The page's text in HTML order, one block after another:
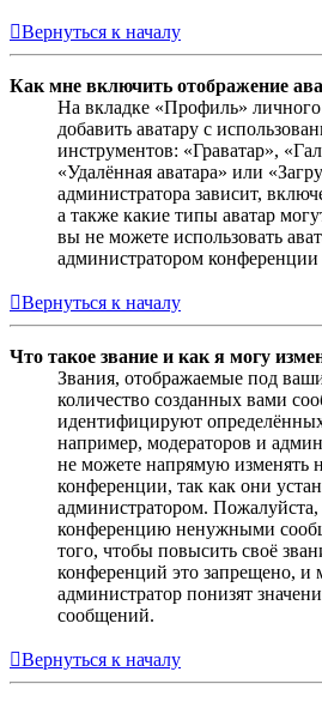
Вернуться к началу
Как мне включить отображение
На вкладке «Профиль»
добавить аватару с
инструментов: «Граватар»,
«Удалённая аватара» или
администратора зависит,
а также какие типы аватар
вы не можете использовать
администратором
Вернуться к началу
Что такое звание и как я могу
Звания, отображаемые под
количество созданных вами
идентифицируют
например, модераторов и
не можете напрямую изменять
конференции, так как они
администратором. Пожалуйста,
конференцию ненужными
того, чтобы повысить своё
конференций это запрещено, и
администратор понизят
сообщений.
Вернуться к началу